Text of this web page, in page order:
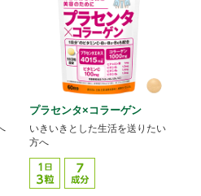
プラセンタ×コラーゲン
いきいきとした生活を送りたい
方へ